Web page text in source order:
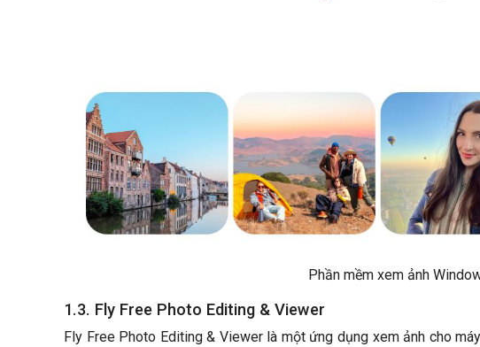
Phần mềm xem ảnh
1.3. Fly Free Photo Editing & Viewer
Fly Free Photo Editing & Viewer là một ứng dụng xem ảnh cho